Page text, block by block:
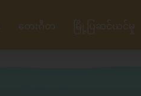
တေးဂီတ မြို့ပြဆင်ယင်မှု